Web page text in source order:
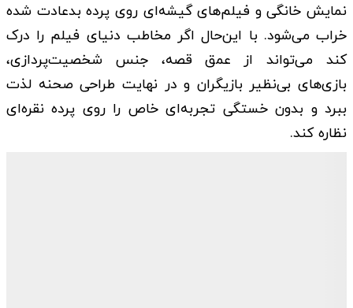
نمایش خانگی و فیلم‌‌های گیشه‌‌ای روی پرده بدعادت شده
خراب می‌‌شود. با این‌‌حال اگر مخاطب دنیای فیلم را درک
کند می‌‌تواند از عمق قصه، جنس شخصیت‌‌پردازی،
بازی‌‌های بی‌‌نظیر بازیگران و در نهایت طراحی صحنه لذت
ببرد و بدون خستگی تجربه‌‌ای خاص را روی پرده نقره‌‌ای
نظاره کند.